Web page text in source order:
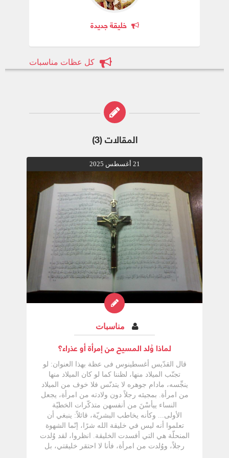
خليقة جديدة
كل عظات مناسبات
المقالات (3)
21 أغسطس 2025
مناسبات
لماذا وُلد المسيح من إمرأة أو عذراء؟
قال القدّيس أغسطينوس فى عظة بهذا العنوان: لو
تجنّب الميلاد منها، لظننا كما لو كان الميلاد منها
ينجِّسه، مادام جوهره لا يتدنّس فلا خوف من الميلاد
من امرأة. بمجيئه رجلاً دون ولادته من امرأة، يجعل
النساء ييأسْنَ من أنفسهن متذكّرات الخطيّة
الأولى... وكأنه يخاطب البشريّة، قائلاً: ينبغي أن
تعلموا أنه ليس في خليقة الله شرًا، إنّما الشهوة
المنحلّة هي التي أفسدت الخليقة. انظروا، لقد وُلدت
رجلاً، ووُلدت من امرأة، فأنا لا احتقر خليقتي، بل